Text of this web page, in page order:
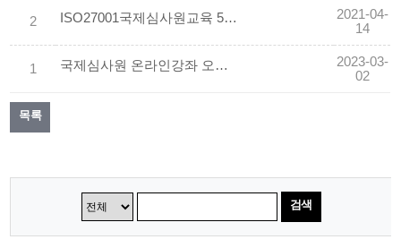
2 ISO27001국제심사원교육 5월 8~9일 교육입니다
2021-04-
14
1 국제심사원 온라인강좌 오픈안내
2023-03-
02
목록
검색